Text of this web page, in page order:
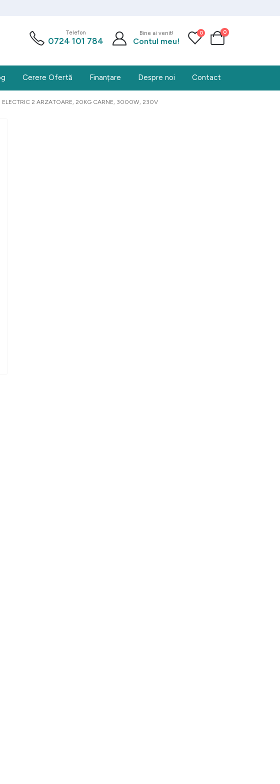
Telefon
0724 101 784
Bine ai venit!
Contul meu!
0 0
Cerere Ofertă Finanțare Despre noi Contact
ELECTRIC 2 ARZATOARE, 20KG CARNE, 3000W, 230V